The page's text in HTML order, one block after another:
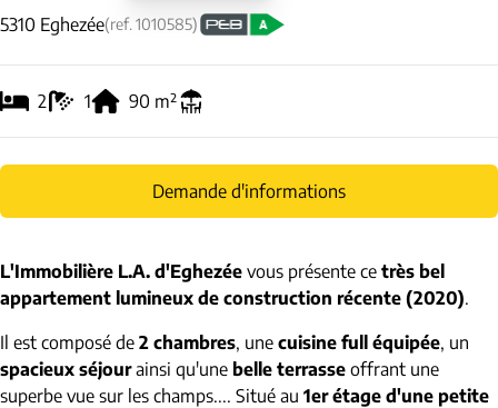
5310 Eghezée(ref. 1010585)
2 1 90 m²
Demande d'informations
L'Immobilière L.A. d'Eghezée vous présente ce très bel
appartement lumineux de construction récente (2020).
Il est composé de 2 chambres, une cuisine full équipée, un
spacieux séjourainsi qu'une belle terrasse offrant une
superbe vue sur les champs.... Situé au 1er étage d'une petite